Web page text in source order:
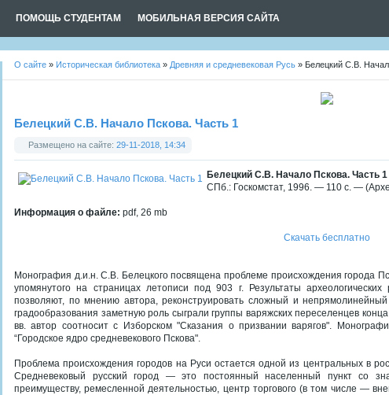
ПОМОЩЬ СТУДЕНТАМ МОБИЛЬНАЯ ВЕРСИЯ САЙТА
О сайте » Историческая библиотека » Древняя и средневековая Русь » Белецкий С.В.
Белецкий С.В. Начало Пскова. Часть 1
Размещено на сайте: 29-11-2018, 14:34
Белецкий С.В. Начало Пскова. Часть 1
СПб.: Госкомстат, 1996. — 110 с. —
Информация о файле: pdf, 26 mb
Скачать бесплатно
Монография д.и.н. С.В. Белецкого посвящена проблеме происхождения города
упомянутого на страницах летописи под 903 г. Результаты
позволяют, по мнению автора, реконструировать сложный и
градообразования заметную роль сыграли группы варяжских переселенцев
вв. автор соотносит с Изборском "Сказания о призвании варягов".
“Городское ядро средневекового Пскова".
Проблема происхождения городов на Руси остается одной из центральных в
Средневековый русский город — это постоянный населенный пункт со
преимуществу, ремесленной деятельностью, центр торгового (в том числе —